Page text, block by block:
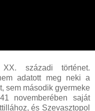
századi történet.
adatott meg neki a
sem második gyermeke
novemberében saját
és Szevasztopol